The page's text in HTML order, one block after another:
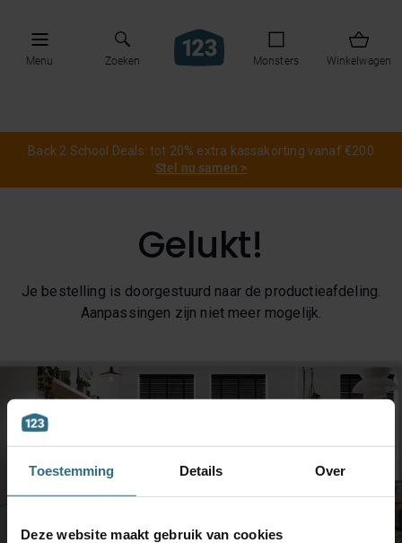
Toestemming Details Over
Deze website maakt gebruik van cookies
Menu Zoeken Monsters Winkelwagen
Back 2 School Deals: tot 20% extra kassakorting vanaf €200
Stel nu samen >
Gelukt!
Je bestelling is doorgestuurd naar de productieafdeling.
Aanpassingen zijn niet meer mogelijk.